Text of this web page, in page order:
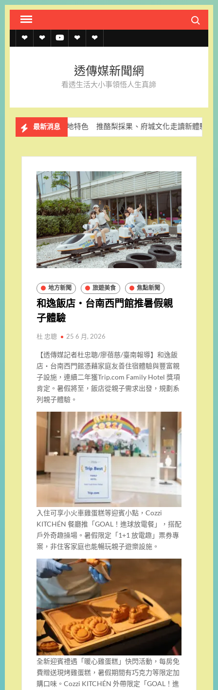
Skip
content
Search
透
約
透
上
記
單
透 聯
我
官
LINE
透傳媒新聞網
看透生活大小事領悟人生真諦
最新消息
與在地特色 推酪梨採果、府城文化走讀新體驗 解決長
地方新聞 旅遊美食 焦點新聞
和逸飯店・台南西門館推暑假親
子體驗
杜 忠聰 25 6 月, 2026
【透傳媒記者杜忠聰/廖蓓慈/臺南報導】和逸飯
店・台南西門館憑藉家庭友善住宿體驗與豐富親
子設施，連續二年獲Trip.com Family Hotel 獎項
肯定。暑假將至，飯店從親子需求出發，規劃系
列親子體驗。
入住可享小火車雞蛋糕等迎賓小點，Cozzi
KITCHÉN 餐廳推「GOAL！進球放電餐」，搭配
戶外奇趣操場。暑假限定「1+1 放電趣」票券專
案，非住客家庭也能暢玩親子遊樂設施。
全新迎賓禮遇「暖心雞蛋糕」快閃活動，每房免
費贈送現烤雞蛋糕，暑假期間有巧克力等限定加
購口味。Cozzi KITCHÉN 外帶限定「GOAL！進